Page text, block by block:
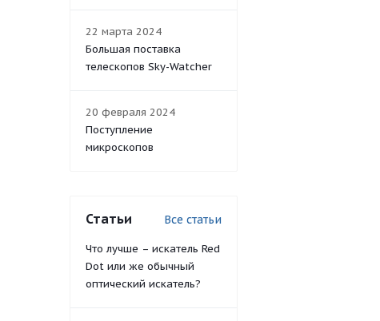
22 марта 2024
Большая поставка
телескопов Sky-Watcher
20 февраля 2024
Поступление
микроскопов
Статьи Все статьи
Что лучше – искатель Red
Dot или же обычный
оптический искатель?